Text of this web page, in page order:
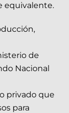
equivalente.
de
Nacional
privado que
para